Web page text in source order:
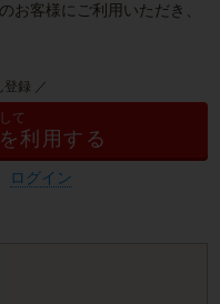
お客様にご利用いただき、
登録 ／
て
利用する
ログイン